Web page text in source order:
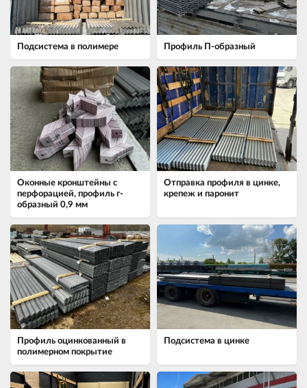
Подсистема в полимере Профиль П-образный
Оконные кронштейны с
перфорацией, профиль г-
образный 0,9 мм
Отправка профиля в цинке,
крепеж и паронит
Профиль оцинкованный в
полимерном покрытие
Подсистема в цинке